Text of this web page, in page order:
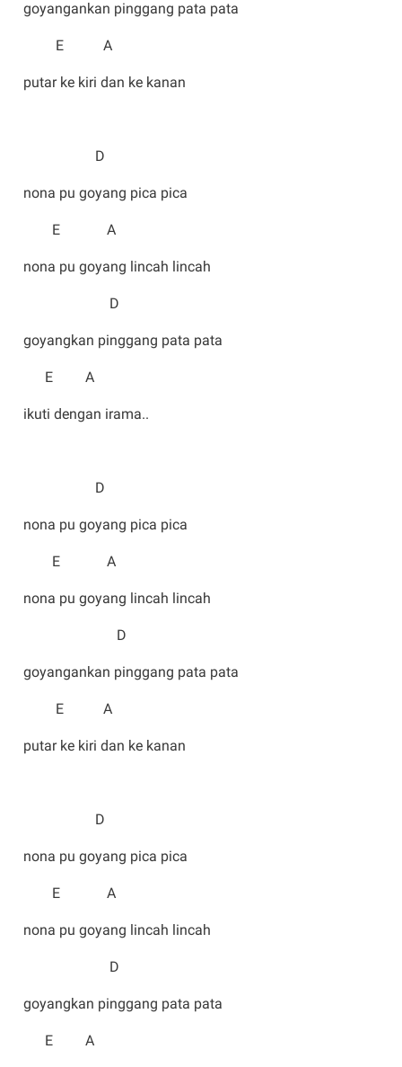
goyangankan pinggang pata pata
E A
putar ke kiri dan ke kanan
D
nona pu goyang pica pica
E A
nona pu goyang lincah lincah
D
goyangkan pinggang pata pata
E A
ikuti dengan irama..
D
nona pu goyang pica pica
E A
nona pu goyang lincah lincah
D
goyangankan pinggang pata pata
E A
putar ke kiri dan ke kanan
D
nona pu goyang pica pica
E A
nona pu goyang lincah lincah
D
goyangkan pinggang pata pata
E A